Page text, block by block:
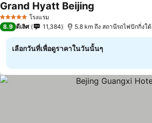
5 ดาว โรงแรม
Grand Hyatt Beijing
8.9 ดีเลิศ 11,384 5.8 km ถึง สถานีรถไฟปักกิ่งใต้
เลือกวันที่เพื่อดูราคาในวันนั้นๆ